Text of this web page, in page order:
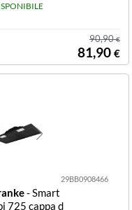
ad incass
90,90€
81,90 €
29BB0908466
- Smart
725 cappa d